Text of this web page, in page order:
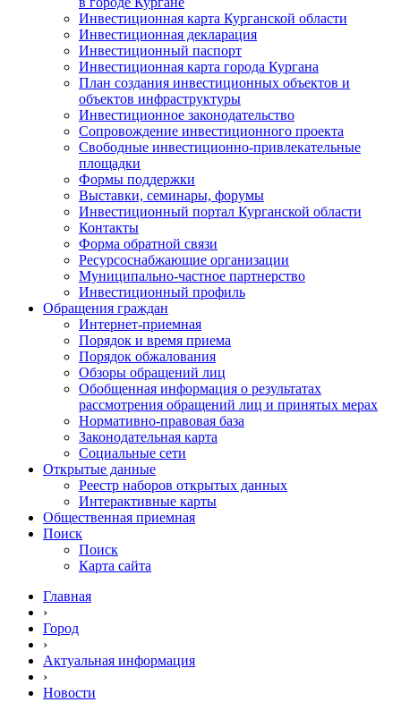
Инвестиционная карта Курганской области
Инвестиционная декларация
Инвестиционный паспорт
Инвестиционная карта города Кургана
План создания инвестиционных объектов и
объектов инфраструктуры
Инвестиционное законодательство
Сопровождение инвестиционного проекта
Свободные инвестиционно-привлекательные
площадки
Формы поддержки
Выставки, семинары, форумы
Инвестиционный портал Курганской области
Контакты
Форма обратной связи
Ресурсоснабжающие организации
Муниципально-частное партнерство
Инвестиционный профиль
Обращения граждан
Интернет-приемная
Порядок и время приема
Порядок обжалования
Обзоры обращений лиц
Обобщенная информация о результатах
рассмотрения обращений лиц и принятых мерах
Нормативно-правовая база
Законодательная карта
Социальные сети
Открытые данные
Реестр наборов открытых данных
Интерактивные карты
Общественная приемная
Поиск
Поиск
Карта сайта
Главная
›
Город
›
Актуальная информация
›
Новости